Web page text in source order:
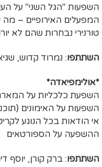
השפעות "הגל השני" על
המפעלים האירופיים – מה
טורנירי נבחרות שהם לא
השתתפו: נמרוד קדוש,
*אולימפיאדה*
השפעת כלכליות על
השפעות על האימונים (תוכנית 4
אי הודאות בכל הנוגע
ההשפעה על הספורטאים
השתתפו: ברק קורן, יוסף